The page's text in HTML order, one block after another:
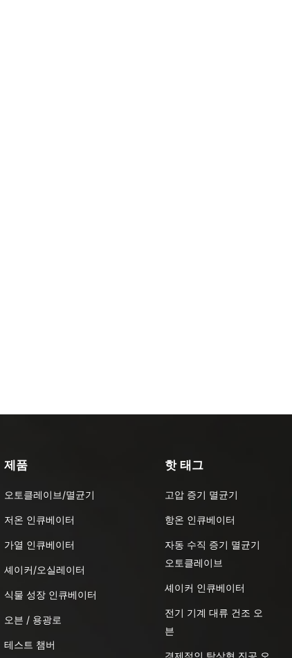
제품
오토클레이브/멸균기
저온 인큐베이터
가열 인큐베이터
셰이커/오실레이터
식물 성장 인큐베이터
오븐 / 용광로
테스트 챔버
핫 태그
고압 증기 멸균기
항온 인큐베이터
자동 수직 증기 멸균기
오토클레이브
셰이커 인큐베이터
전기 기계 대류 건조 오
븐